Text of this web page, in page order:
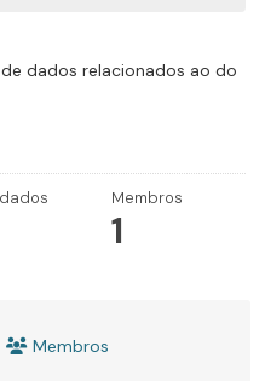
dados relacionados ao do
Membros
1
Membros